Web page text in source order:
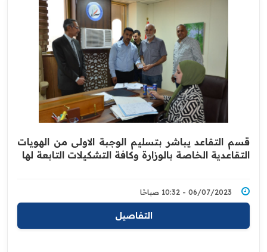
قسم التقاعد يباشر بتسليم الوجبة الاولى من الهويات
التقاعدية الخاصة بالوزارة وكافة التشكيلات التابعة لها
06/07/2023 - 10:32 صباحًا
التفاصيل